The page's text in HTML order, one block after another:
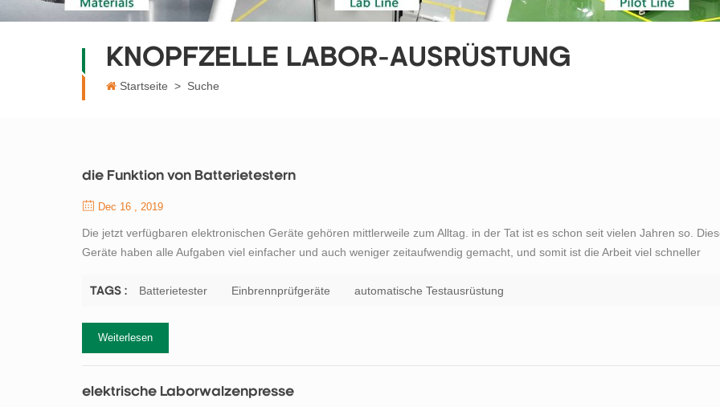
KNOPFZELLE LABOR-AUSRÜSTUNG
Startseite > Suche
die Funktion von Batterietestern
Dec 16 , 2019
Die jetzt verfügbaren elektronischen Geräte gehören mittlerweile zum Alltag. in der Tat ist es schon seit vielen Jahren so.
Geräte haben alle Aufgaben viel einfacher und auch weniger zeitaufwendig gemacht, und somit ist die Arbeit viel schneller
kann abhängig von den v...
TAGS : Batterietester Einbrennprüfgeräte automatische Testausrüstung
Weiterlesen
elektrische Laborwalzenpresse